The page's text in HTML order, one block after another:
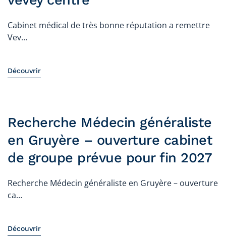
Cabinet médical de très bonne réputation a remettre
Vev…
Découvrir
Recherche Médecin généraliste
en Gruyère – ouverture cabinet
de groupe prévue pour fin 2027
Recherche Médecin généraliste en Gruyère – ouverture
ca…
Découvrir